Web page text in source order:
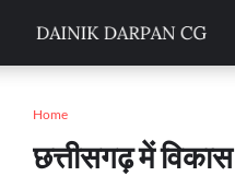
Home
छत्तीसगढ़ में